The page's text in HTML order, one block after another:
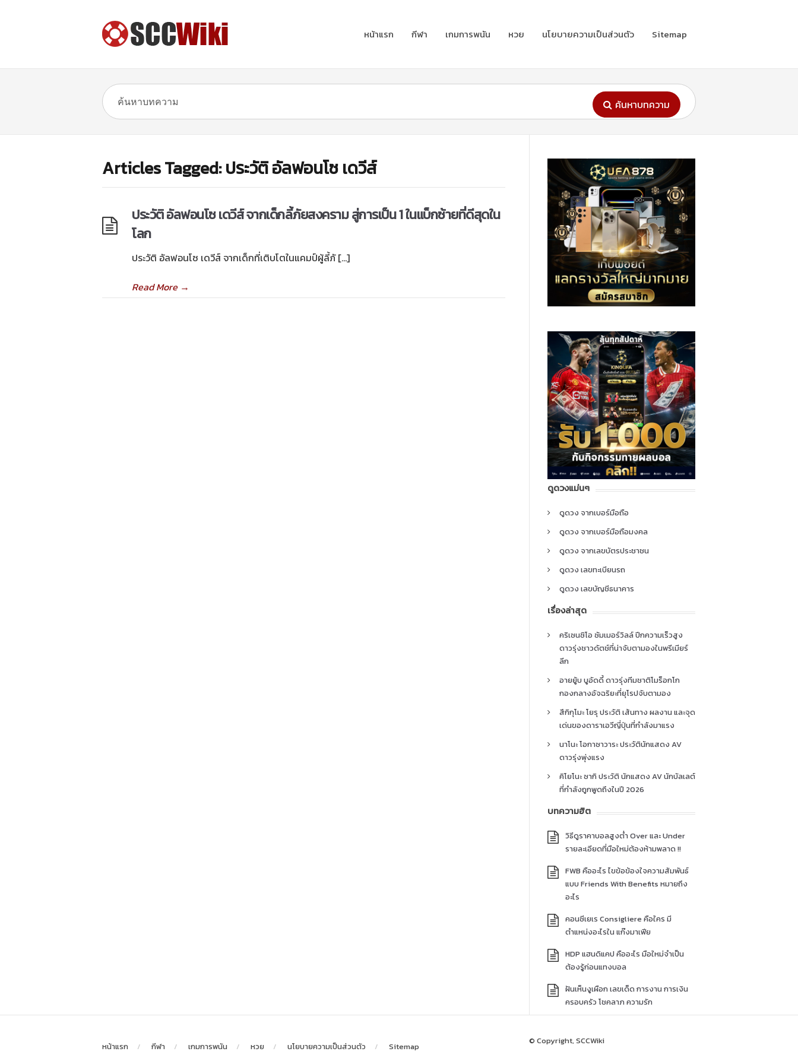
หน้าแรก กีฬา เกมการพนัน หวย นโยบายความเป็นส่วนตัว Sitemap
ค้นหาบทความ
Articles Tagged: ประวัติ อัลฟอนโซ เดวีส์
ประวัติ อัลฟอนโซ เดวีส์ จากเด็กลี้ภัยสงคราม สู่การเป็น 1 ในแบ็กซ้ายที่ดีสุดใน
โลก
ประวัติ อัลฟอนโซ เดวีส์ จากเด็กที่เติบโตในแคมป์ผู้ลี้ภั […]
Read More→
ดูดวงแม่นๆ
ดูดวง จากเบอร์มือถือ
ดูดวง จากเบอร์มือถือมงคล
ดูดวง จากเลขบัตรประชาชน
ดูดวง เลขทะเบียนรถ
ดูดวง เลขบัญชีธนาคาร
เรื่องล่าสุด
คริเซนซิโอ ซัมเมอร์วิลล์ ปีกความเร็วสูง
ดาวรุ่งชาวดัตช์ที่น่าจับตามองในพรีเมียร์
ลีก
อายยู้บ บูอัดดี้ ดาวรุ่งทีมชาติโมร็อกโก
กองกลางอัจฉริยะที่ยุโรปจับตามอง
สึกิกุโมะ โยรุ ประวัติ เส้นทาง ผลงาน และจุด
เด่นของดาราเอวีญี่ปุ่นที่กำลังมาแรง
นาโนะ โอกาซาวาระ ประวัตินักแสดง AV
ดาวรุ่งพุ่งแรง
คิโยโนะ ซากิ ประวัติ นักแสดง AV นักบัลเลต์
ที่กำลังถูกพูดถึงในปี 2026
บทความฮิต
วิธีดูราคาบอลสูงต่ำ Over และ Under
รายละเอียดที่มือใหม่ต้องห้ามพลาด !!
FWB คืออะไร ไขข้อข้องใจความสัมพันธ์
แบบ Friends With Benefits หมายถึง
อะไร
คอนซีเยเร Consigliere คือใคร มี
ตำแหน่งอะไรใน แก๊งมาเฟีย
HDP แฮนดิแคป คืออะไร มือใหม่จำเป็น
ต้องรู้ก่อนแทงบอล
ฝันเห็นงูเผือก เลขเด็ด การงาน การเงิน
ครอบครัว โชคลาภ ความรัก
หน้าแรก กีฬา เกมการพนัน หวย นโยบายความเป็นส่วนตัว Sitemap
© Copyright, SCCWiki